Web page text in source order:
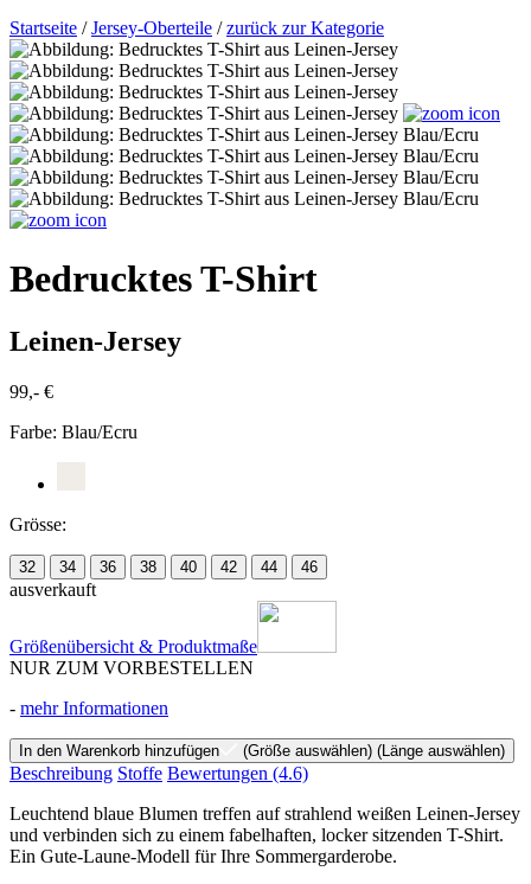
Startseite /Jersey-Oberteile /zurück zur Kategorie
Bedrucktes T-Shirt
Leinen-Jersey
99,- €
Farbe: Blau/Ecru
Grösse:
32 34 36 38 40 42 44 46
ausverkauft
Größenübersicht & Produktmaße
NUR ZUM VORBESTELLEN
- mehr Informationen
In den Warenkorb hinzufügen (Größe auswählen) (Länge auswählen)
Beschreibung Stoffe Bewertungen (4.6)
Leuchtend blaue Blumen treffen auf strahlend weißen Leinen-Jersey
und verbinden sich zu einem fabelhaften, locker sitzenden T-Shirt.
Ein Gute-Laune-Modell für Ihre Sommergarderobe.